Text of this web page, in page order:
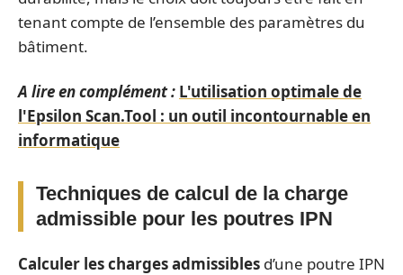
tenant compte de l’ensemble des paramètres du
bâtiment.
A lire en complément : L'utilisation optimale de
l'Epsilon Scan.Tool : un outil incontournable en
informatique
Techniques de calcul de la charge
admissible pour les poutres IPN
Calculer les charges admissibles d’une poutre IPN